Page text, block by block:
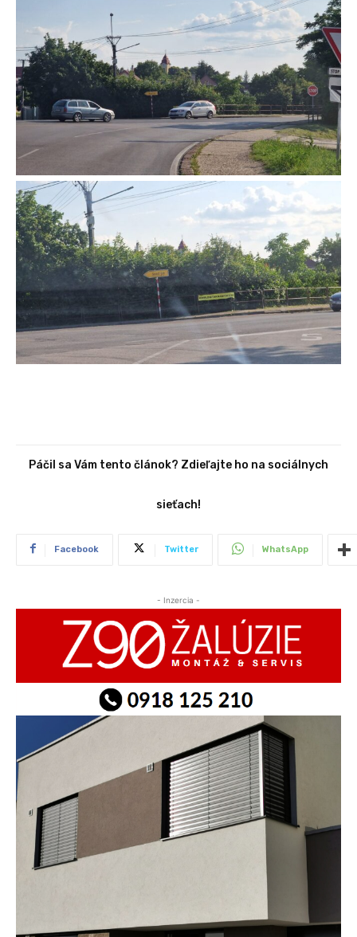
Páčil sa Vám tento článok? Zdieľajte ho na sociálnych
sieťach!
Facebook Twitter WhatsApp
- Inzercia -